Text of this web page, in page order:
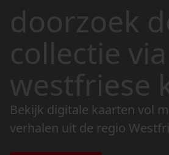
doorzoek
collectie
westfriese
Bekijk digitale kaarten vol
verhalen uit de regio